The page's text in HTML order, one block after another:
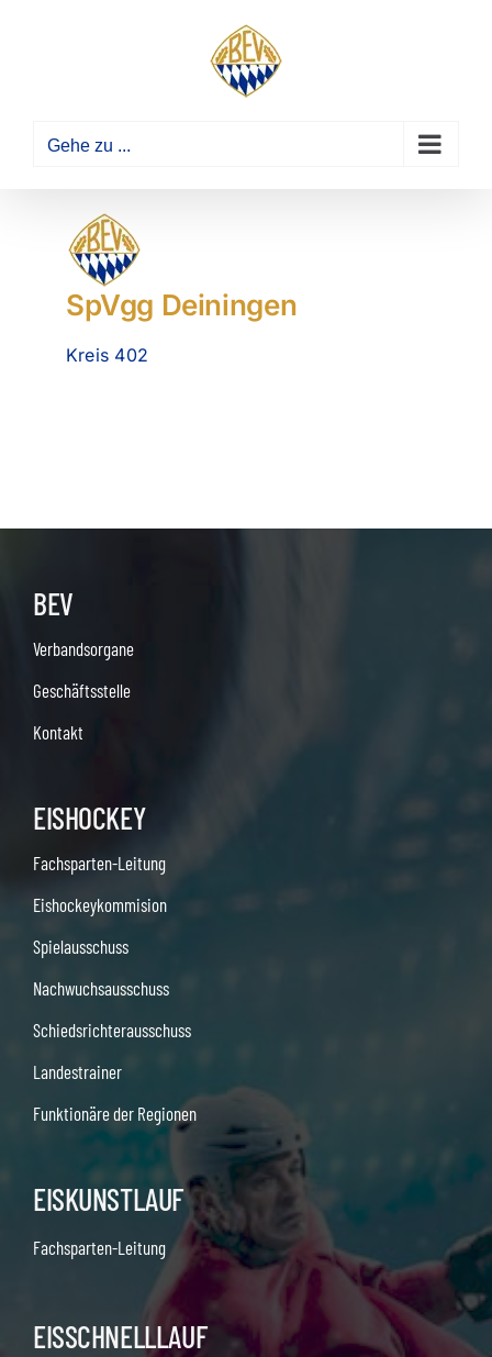
Gehe zu ...
SpVgg Deiningen
Kreis 402
BEV
Verbandsorgane
Geschäftsstelle
Kontakt
EISHOCKEY
Fachsparten-Leitung
Eishockeykommision
Spielausschuss
Nachwuchsausschuss
Schiedsrichterausschuss
Landestrainer
Funktionäre der Regionen
EISKUNSTLAUF
Fachsparten-Leitung
EISSCHNELLLAUF